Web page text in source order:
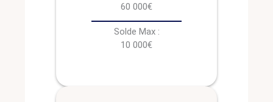
60 000€
Solde Max :
10 000€